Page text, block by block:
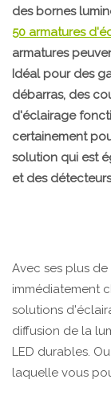
des bornes
50 armatures
armatures
Idéal pour des
débarras, des
d'éclairage
certainement
solution qui est
et des
Avec ses plus
immédiatement
solutions
diffusion de la
LED durables.
laquelle vous